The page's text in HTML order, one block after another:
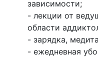
зависимости;
- лекции от
области
- зарядка,
- ежедневная